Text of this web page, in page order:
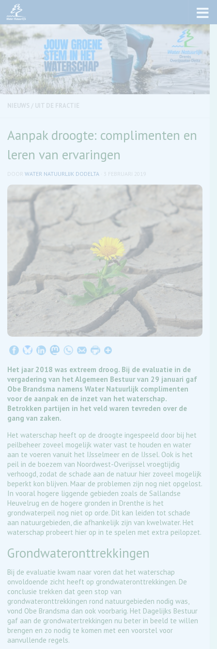
Skip to content
NIEUWS / UIT DE FRACTIE
Aanpak droogte: complimenten en
leren van ervaringen
DOOR WATER NATUURLIJK DODELTA 3 FEBRUARI 2019
Het jaar 2018 was extreem droog. Bij de evaluatie in de
vergadering van het Algemeen Bestuur van 29 januari gaf
Obe Brandsma namens Water Natuurlijk complimenten
voor de aanpak en de inzet van het waterschap.
Betrokken partijen in het veld waren tevreden over de
gang van zaken.
Het waterschap heeft op de droogte ingespeeld door bij het
peilbeheer zoveel mogelijk water vast te houden en water
aan te voeren vanuit het IJsselmeer en de IJssel. Ook is het
peil in de boezem van Noordwest-Overijssel vroegtijdig
verhoogd, zodat de schade aan de natuur hier zoveel mogelijk
beperkt kon blijven. Maar de problemen zijn nog niet opgelost.
In vooral hogere liggende gebieden zoals de Sallandse
Heuvelrug en de hogere gronden in Drenthe is het
grondwaterpeil nog niet op orde. Dit kan leiden tot schade
aan natuurgebieden, die afhankelijk zijn van kwelwater. Het
waterschap probeert hier op in te spelen met extra peilopzet.
Grondwateronttrekkingen
Bij de evaluatie kwam naar voren dat het waterschap
onvoldoende zicht heeft op grondwateronttrekkingen. De
conclusie trekken dat geen stop van
grondwateronttrekkingen rond natuurgebieden nodig was,
vond Obe Brandsma dan ook voorbarig. Het Dagelijks Bestuur
gaf aan de grondwatertrekkingen nu beter in beeld te willen
brengen en zo nodig te komen met een voorstel voor
aanvullende regels.